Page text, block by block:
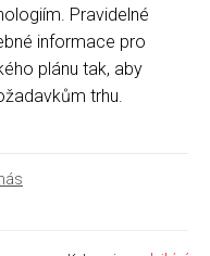
Pravidelné
informace pro
plánu tak, aby
trhu.